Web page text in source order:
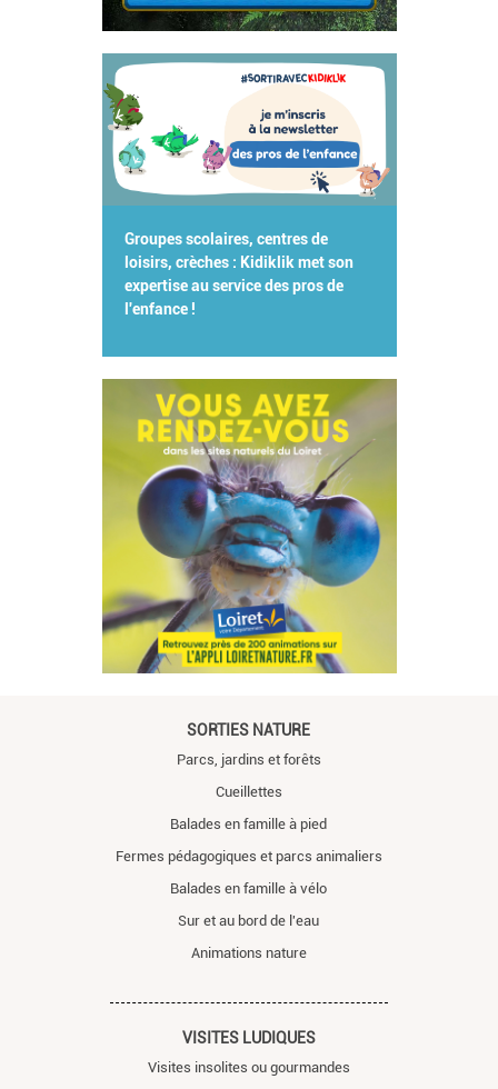
Groupes scolaires, centres de
loisirs, crèches : Kidiklik met son
expertise au service des pros de
l'enfance !
SORTIES NATURE
Parcs, jardins et forêts
Cueillettes
Balades en famille à pied
Fermes pédagogiques et parcs animaliers
Balades en famille à vélo
Sur et au bord de l'eau
Animations nature
VISITES LUDIQUES
Visites insolites ou gourmandes